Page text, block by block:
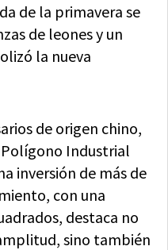
de la primavera se
de leones y un
la nueva
de origen chino,
Polígono Industrial
inversión de más de
con una
destaca no
sino también